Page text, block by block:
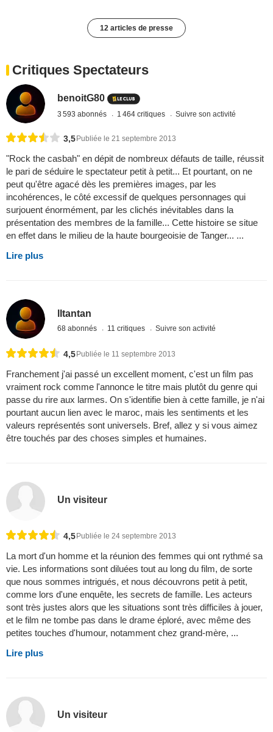
12 articles de presse
Critiques Spectateurs
benoitG80
3 593 abonnés 1 464 critiques Suivre son activité
3,5 Publiée le 21 septembre 2013
"Rock the casbah" en dépit de nombreux défauts de taille, réussit
le pari de séduire le spectateur petit à petit... Et pourtant, on ne
peut qu'être agacé dès les premières images, par les
incohérences, le côté excessif de quelques personnages qui
surjouent énormément, par les clichés inévitables dans la
présentation des membres de la famille... Cette histoire se situe
en effet dans le milieu de la haute bourgeoisie de Tanger... ...
Lire plus
lltantan
68 abonnés 11 critiques Suivre son activité
4,5Publiée le 11 septembre 2013
Franchement j'ai passé un excellent moment, c'est un film pas
vraiment rock comme l'annonce le titre mais plutôt du genre qui
passe du rire aux larmes. On s'identifie bien à cette famille, je n'ai
pourtant aucun lien avec le maroc, mais les sentiments et les
valeurs représentés sont universels. Bref, allez y si vous aimez
être touchés par des choses simples et humaines.
Un visiteur
4,5Publiée le 24 septembre 2013
La mort d'un homme et la réunion des femmes qui ont rythmé sa
vie. Les informations sont diluées tout au long du film, de sorte
que nous sommes intrigués, et nous découvrons petit à petit,
comme lors d'une enquête, les secrets de famille. Les acteurs
sont très justes alors que les situations sont très difficiles à jouer,
et le film ne tombe pas dans le drame éploré, avec même des
petites touches d'humour, notamment chez grand-mère, ...
Lire plus
Un visiteur